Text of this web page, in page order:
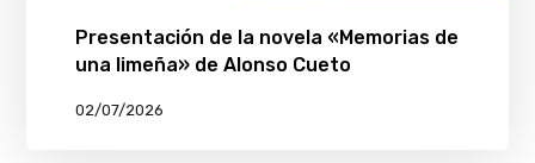
Presentación de la novela «Memorias de
una limeña» de Alonso Cueto
02/07/2026